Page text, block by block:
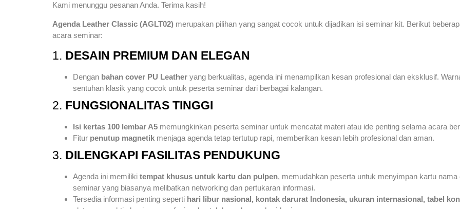
Kami menunggu pesanan Anda. Terima kasih!
Agenda Leather Classic (AGLT02) merupakan pilihan yang sangat cocok untuk dijadikan isi seminar kit. Berikut
acara seminar:
1. DESAIN PREMIUM DAN ELEGAN
Dengan bahan cover PU Leather yang berkualitas, agenda ini menampilkan kesan profesional dan eksklusif.
sentuhan klasik yang cocok untuk peserta seminar dari berbagai kalangan.
2. FUNGSIONALITAS TINGGI
Isi kertas 100 lembar A5 memungkinkan peserta seminar untuk mencatat materi atau ide penting selama acara
Fitur penutup magnetik menjaga agenda tetap tertutup rapi, memberikan kesan lebih profesional dan aman.
3. DILENGKAPI FASILITAS PENDUKUNG
Agenda ini memiliki tempat khusus untuk kartu dan pulpen, memudahkan peserta untuk menyimpan kartu
seminar yang biasanya melibatkan networking dan pertukaran informasi.
Tersedia informasi penting seperti hari libur nasional, kontak darurat Indonesia, ukuran internasional, tabel